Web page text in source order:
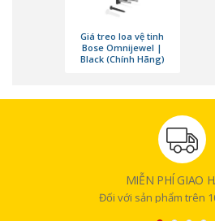
Giá treo loa vệ tinh
Bose Omnijewel |
Black (Chính Hãng)
MIỄN PHÍ GIAO
Đối với sản phẩm trên